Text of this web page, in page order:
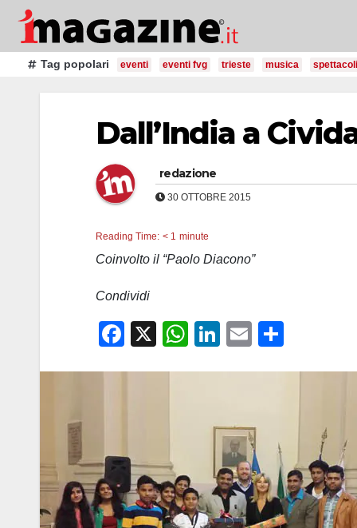
Salta
contenutoTag popolari eventi eventi fvg trieste musica spettacoli
Dall’India a
redazione
30 OTTOBRE 2015
Reading Time: < 1 minute
Coinvolto il “Paolo Diacono”
Condividi
F
o
o
k
X
W
p
Li
dI
n
E
vi
di